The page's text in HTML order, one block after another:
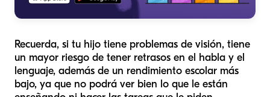
Recuerda, si tu hijo tiene problemas de visión, tiene
un mayor riesgo de tener retrasos en el habla y el
lenguaje, además de un rendimiento escolar más
bajo, ya que no podrá ver bien lo que le están